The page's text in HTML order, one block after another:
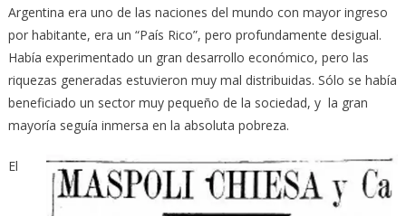
Argentina era uno de las naciones del mundo con mayor ingreso
por habitante, era un “País Rico”, pero profundamente desigual.
Había experimentado un gran desarrollo económico, pero las
riquezas generadas estuvieron muy mal distribuidas. Sólo se había
beneficiado un sector muy pequeño de la sociedad, y la gran
mayoría seguía inmersa en la absoluta pobreza.
El